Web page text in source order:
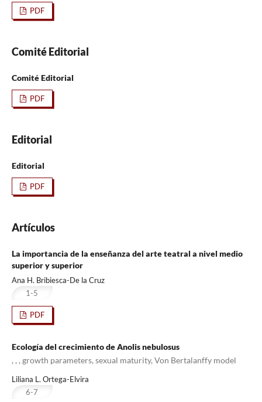
PDF
Comité Editorial
Comité Editorial
PDF
Editorial
Editorial
PDF
Artículos
La importancia de la enseñanza del arte teatral a nivel medio
superior y superior
Ana H. Bribiesca-De la Cruz
1-5
PDF
Ecología del crecimiento de Anolis nebulosus
, , , growth parameters, sexual maturity, Von Bertalanffy model
Liliana L. Ortega-Elvira
6-7